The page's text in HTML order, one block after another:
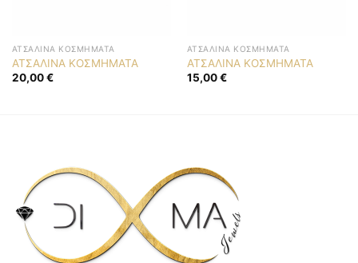
ΑΤΣΆΛΙΝΑ ΚΟΣΜΉΜΑΤΑ
ΑΤΣΑΛΙΝΑ ΚΟΣΜΗΜΑΤΑ
20,00€
ΑΤΣΆΛΙΝΑ ΚΟΣΜΉΜΑΤΑ
ΑΤΣΑΛΙΝΑ ΚΟΣΜΗΜΑΤΑ
15,00€